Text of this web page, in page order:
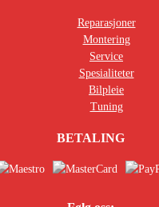
Reparasjoner
Montering
Service
Spesialiteter
Bilpleie
Tuning
BETALING